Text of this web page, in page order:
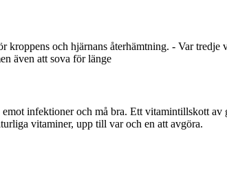
och hjärnans återhämtning. - Var
även att sova för länge
infektioner och må bra. Ett vitamintillskott
vitaminer, upp till var och en att avgöra.